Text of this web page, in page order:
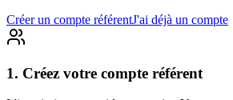
Créer un compte référentJ'ai déjà un compte
1. Créez votre compte référent